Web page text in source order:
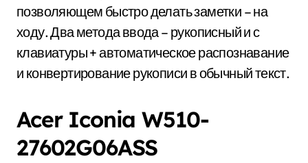
позволяющем быстро делать заметки – на
ходу. Два метода ввода – рукописный и с
клавиатуры + автоматическое распознавание
и конвертирование рукописи в обычный текст.
Acer Iconia W510-
27602G06ASS